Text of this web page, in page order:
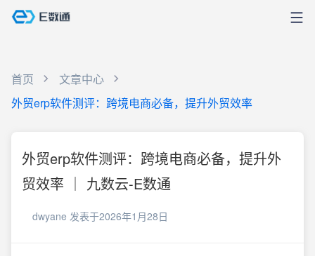
首页
文章中心
外贸erp软件测评：跨境电商必备，提升外贸效率
外贸erp软件测评：跨境电商必备，提升外
贸效率 ｜ 九数云-E数通
dwyane 发表于2026年1月28日